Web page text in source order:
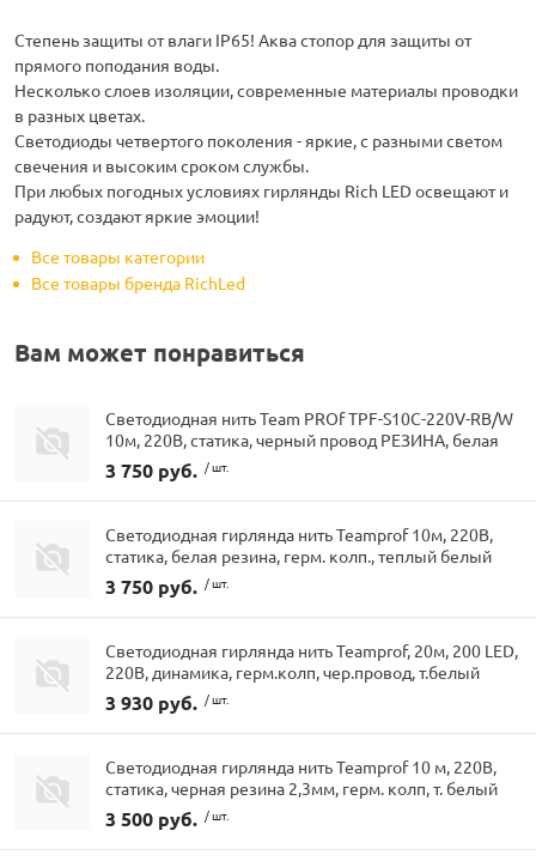
Степень защиты от влаги IP65! Аква стопор для защиты от
прямого поподания воды.
Несколько слоев изоляции, современные материалы проводки
в разных цветах.
Светодиоды четвертого поколения - яркие, с разными светом
свечения и высоким сроком службы.
При любых погодных условиях гирлянды Rich LED освещают и
радуют, создают яркие эмоции!
Все товары категории
Все товары бренда RichLed
Вам может понравиться
Светодиодная нить Team PROf TPF-S10C-220V-RB/W
10м, 220В, статика, черный провод РЕЗИНА, белая
3 750 руб. / шт.
Светодиодная гирлянда нить Teamprof 10м, 220В,
статика, белая резина, герм. колп., теплый белый
3 750 руб. / шт.
Светодиодная гирлянда нить Teamprof, 20м, 200 LED,
220В, динамика, герм.колп, чер.провод, т.белый
3 930 руб. / шт.
Светодиодная гирлянда нить Teamprof 10 м, 220В,
статика, черная резина 2,3мм, герм. колп, т. белый
3 500 руб. / шт.